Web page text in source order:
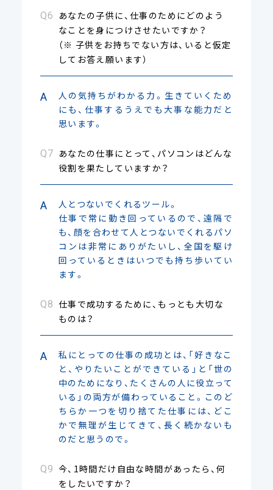
あなたの子供に、仕事のためにどのよう
なことを身につけさせたいですか？
（※ 子供をお持ちでない方は、いると仮定
してお答え願います）
人の気持ちがわかる力。生きていくため
にも、仕事するうえでも大事な能力だと
思います。
あなたの仕事にとって、パソコンはどんな
役割を果たしていますか？
人とつないでくれるツール。
仕事で常に動き回っているので、遠隔で
も、顔を合わせて人とつないでくれるパソ
コンは非常にありがたいし、全国を駆け
回っているときはいつでも持ち歩いてい
ます。
仕事で成功するために、もっとも大切な
ものは？
私にとっての仕事の成功とは、「好きなこ
と、やりたいことができている」と「世の
中のためになり、たくさんの人に役立って
いる」の両方が備わっていること。このど
ちらか一つを切り捨てた仕事には、どこ
かで無理が生じてきて、長く続かないも
のだと思うので。
今、1時間だけ自由な時間があったら、何
をしたいですか？